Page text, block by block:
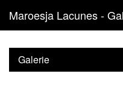
Maroesja Lacunes -
Galerie